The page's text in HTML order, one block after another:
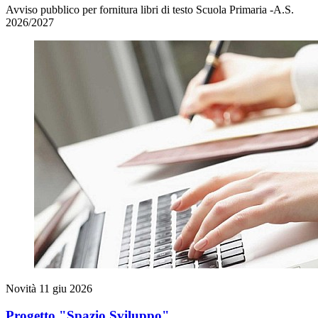
Avviso pubblico per fornitura libri di testo Scuola Primaria -A.S.
2026/2027
Novità 11 giu 2026